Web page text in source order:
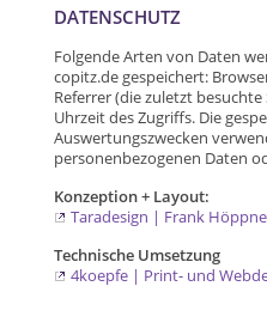
DATENSCHUTZ
Folgende Arten von Daten
copitz.de gespeichert:
Referrer (die zuletzt
Uhrzeit des Zugriffs. Die
Auswertungszwecken
personenbezogenen Daten
Konzeption + Layout:
Taradesign | Frank
Technische Umsetzung
4koepfe | Print- und